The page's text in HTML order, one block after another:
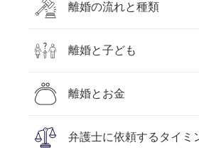
離婚の流れと種類
離婚と子ども
離婚とお金
弁護士に依頼するタイミ